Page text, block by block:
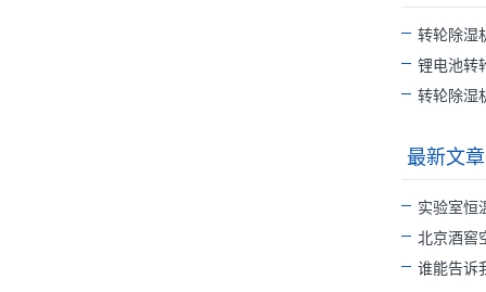
转轮除湿
锂电池转
转轮除湿
最新文章
实验室恒
北京酒窖
谁能告诉